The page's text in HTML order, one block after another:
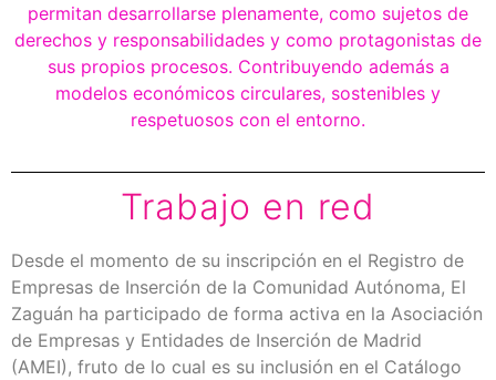
permitan desarrollarse plenamente, como sujetos de
derechos y responsabilidades y como protagonistas de
sus propios procesos. Contribuyendo además a
modelos económicos circulares, sostenibles y
respetuosos con el entorno.
Trabajo en red
Desde el momento de su inscripción en el Registro de
Empresas de Inserción de la Comunidad Autónoma, El
Zaguán ha participado de forma activa en la Asociación
de Empresas y Entidades de Inserción de Madrid
(AMEI), fruto de lo cual es su inclusión en el Catálogo